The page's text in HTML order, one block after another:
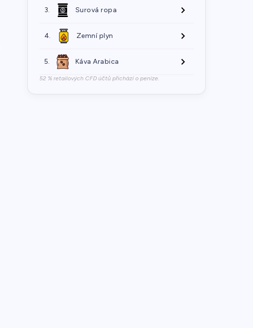
3. Surová ropa
4. Zemní plyn
5. Káva Arabica
52 % retailových CFD účtů přichází o peníze.